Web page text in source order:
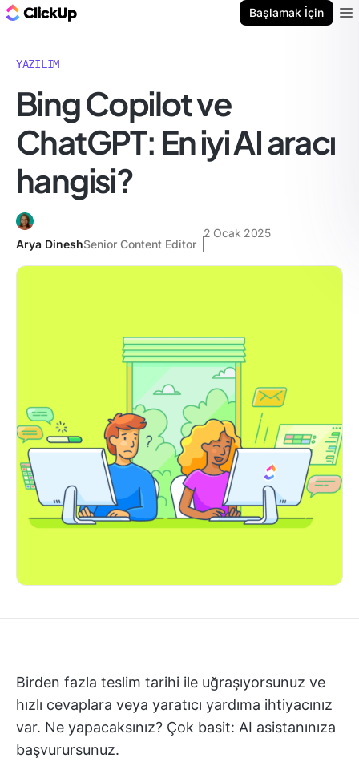
Başlamak İçin
YAZILIM
Bing Copilot ve
ChatGPT: En iyi AI aracı
hangisi?
Arya DineshSenior Content Editor
2 Ocak 2025
Birden fazla teslim tarihi ile uğraşıyorsunuz ve
hızlı cevaplara veya yaratıcı yardıma ihtiyacınız
var. Ne yapacaksınız? Çok basit: AI asistanınıza
başvurursunuz.